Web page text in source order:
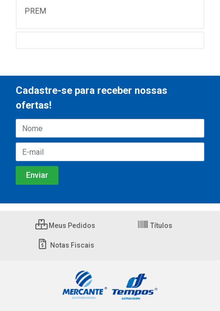
PREM
Cadastre-se para receber nossas
ofertas!
Meus Pedidos Títulos
Notas Fiscais